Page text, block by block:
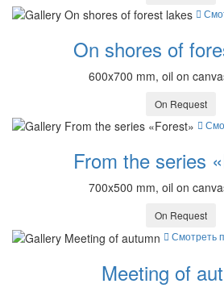
On shores of
600x700 mm, oil on
On Request
From the series
700x500 mm, oil on
On Request
Смотреть
Meeting of